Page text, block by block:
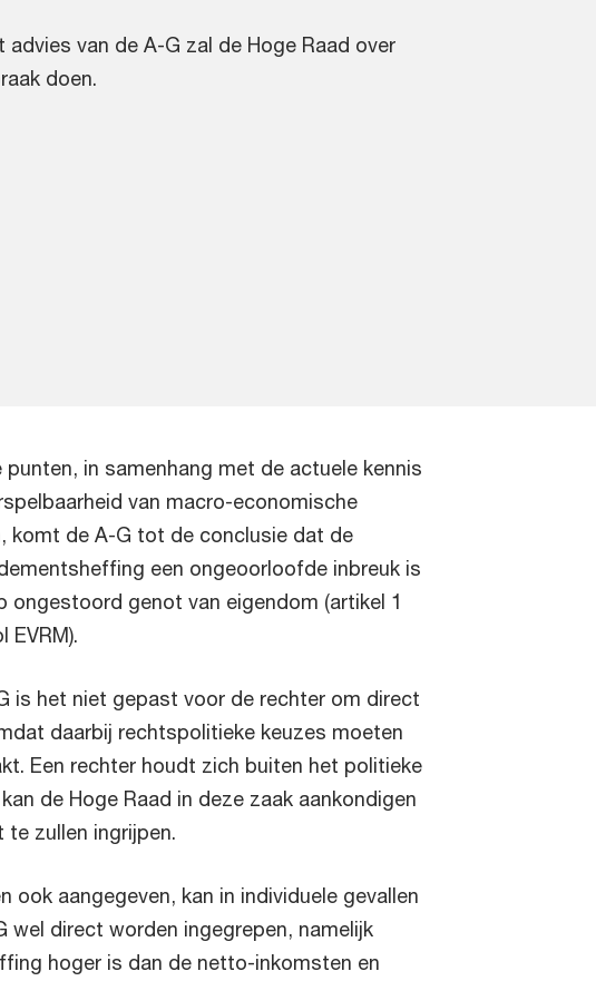
advies van de A-G zal de Hoge Raad over
doen.
in samenhang met de actuele kennis
van macro-economische
komt de A-G tot de conclusie dat de
een ongeoorloofde inbreuk is
ongestoord genot van eigendom (artikel 1
EVRM).
is het niet gepast voor de rechter om direct
daarbij rechtspolitieke keuzes moeten
Een rechter houdt zich buiten het politieke
de Hoge Raad in deze zaak aankondigen
zullen ingrijpen.
ook aangegeven, kan in individuele gevallen
wel direct worden ingegrepen, namelijk
hoger is dan de netto-inkomsten en